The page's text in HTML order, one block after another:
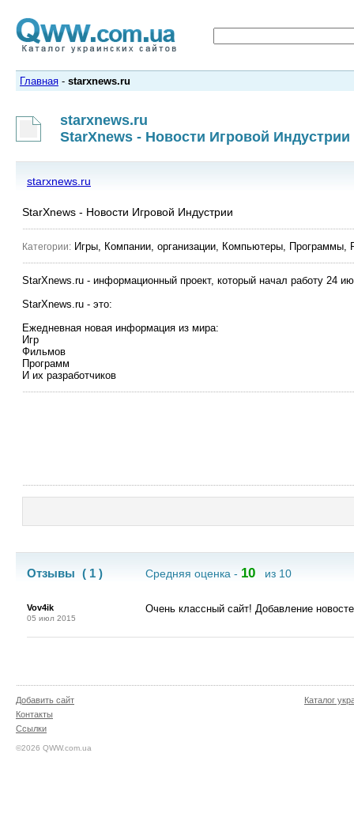
Главная - starxnews.ru
starxnews.ru
StarXnews - Новости Игровой Индустрии
starxnews.ru
StarXnews - Новости Игровой Индустрии
Категории: Игры, Компании, организации, Компьютеры, Программы,
StarXnews.ru - информационный проект, который начал работу 24
StarXnews.ru - это:
Ежедневная новая информация из мира:
Игр
Фильмов
Программ
И их разработчиков
Отзывы ( 1 ) Средняя оценка - 10 из 10
Vov4ik
05 июл 2015
Очень классный сайт! Добавление
Добавить сайт
Контакты
Ссылки
©2026 QWW.com.ua
Каталог